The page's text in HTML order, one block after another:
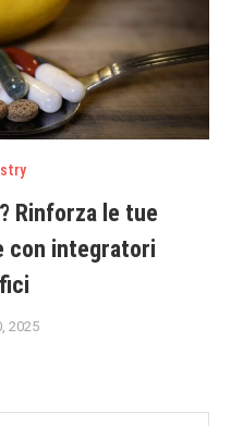
Rinforza le tue
con integratori
2025